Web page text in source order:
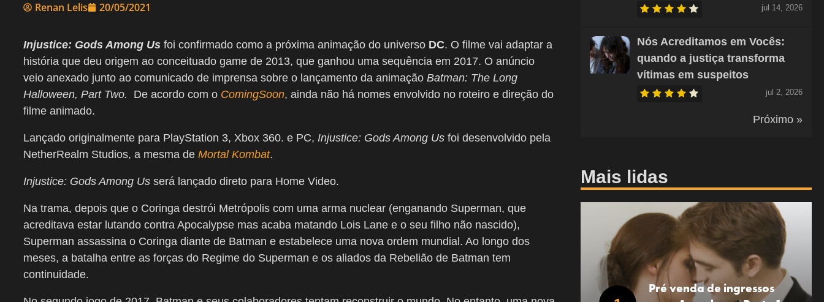
Renan Lelis 20/05/2021
Injustice: Gods Among Us foi confirmado como a próxima animação do universo DC. O filme vai adaptar a
história que deu origem ao conceituado game de 2013, que ganhou uma sequência em 2017. O anúncio
veio anexado junto ao comunicado de imprensa sobre o lançamento da animação Batman: The Long
Halloween, Part Two. De acordo com o ComingSoon, ainda não há nomes envolvido no roteiro e direção do
filme animado.
Lançado originalmente para PlayStation 3, Xbox 360. e PC, Injustice: Gods Among Us foi desenvolvido pela
NetherRealm Studios, a mesma de Mortal Kombat.
Injustice: Gods Among Us será lançado direto para Home Video.
Na trama, depois que o Coringa destrói Metrópolis com uma arma nuclear (enganando Superman, que
acreditava estar lutando contra Apocalypse mas acaba matando Lois Lane e o seu filho não nascido),
Superman assassina o Coringa diante de Batman e estabelece uma nova ordem mundial. Ao longo dos
meses, a batalha entre as forças do Regime do Superman e os aliados da Rebelião de Batman tem
continuidade.
jul 14, 2026
Nós Acreditamos em Vocês:
quando a justiça transforma
vítimas em suspeitos
jul 2, 2026
Próximo »
Mais lidas
Pré venda de ingressos